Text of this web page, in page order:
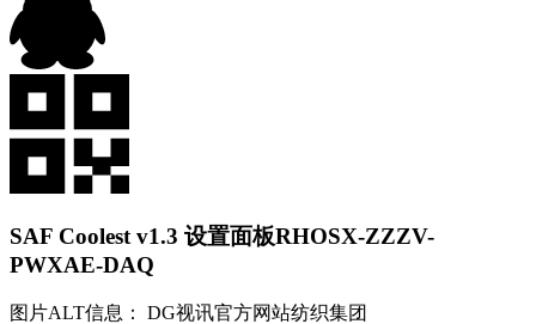
SAF Coolest v1.3 设置面板RHOSX-ZZZV-
PWXAE-DAQ
图片ALT信息： DG视讯官方网站纺织集团